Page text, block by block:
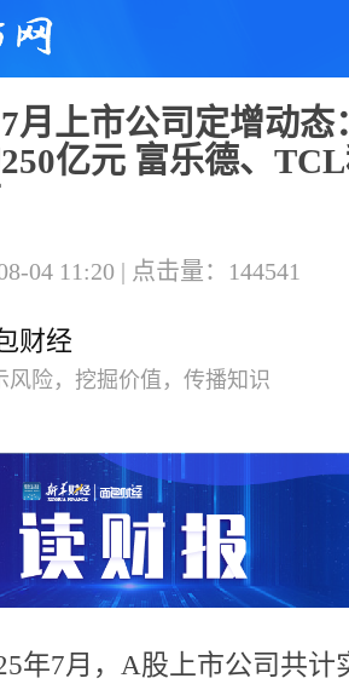
7月上市公司定增动态
亿元 富乐德、
04 11:20 | 点击量：144541
财经
风险，挖掘价值，传播知识
年7月，A股上市公司共计